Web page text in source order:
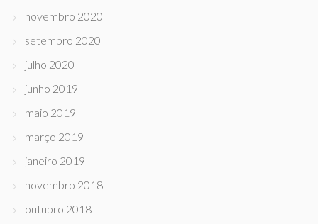
novembro 2020
setembro 2020
julho 2020
junho 2019
maio 2019
março 2019
janeiro 2019
novembro 2018
outubro 2018